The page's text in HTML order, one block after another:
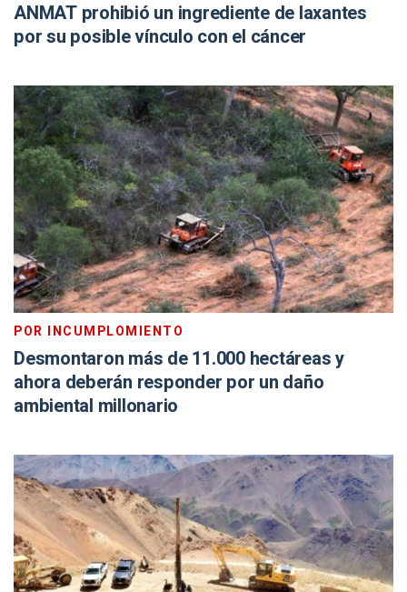
ANMAT prohibió un ingrediente de laxantes
por su posible vínculo con el cáncer
POR INCUMPLOMIENTO
Desmontaron más de 11.000 hectáreas y
ahora deberán responder por un daño
ambiental millonario